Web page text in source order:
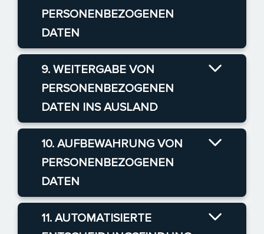
PERSONENBEZOGENEN
DATEN
9. WEITERGABE VON
PERSONENBEZOGENEN
DATEN INS AUSLAND
10. AUFBEWAHRUNG VON
PERSONENBEZOGENEN
DATEN
11. AUTOMATISIERTE